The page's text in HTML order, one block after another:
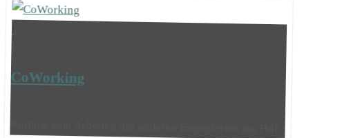
CoWorking
Komme zum Arbeiten mit anderen Engagierten ins HdE